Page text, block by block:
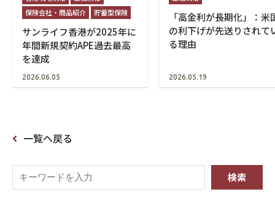
保険会社・商品紹介
貯蓄型保険
サンライフ香港が2025年に
年間新規契約APE過去最高
を達成
2026.06.05
「高金利が長期化」：米
の利下げが先送りされて
る理由
2026.05.19
一覧へ戻る